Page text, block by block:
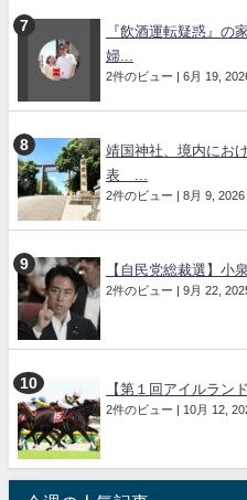
『飲酒運転疑惑』の
婦...
2件のビュー | 6月 19,
靖国神社、境内にお
表 ...
2件のビュー | 8月 9,
【自民党総裁選】小
2件のビュー | 9月 22,
【第１回アイルラン
2件のビュー | 10月 12,